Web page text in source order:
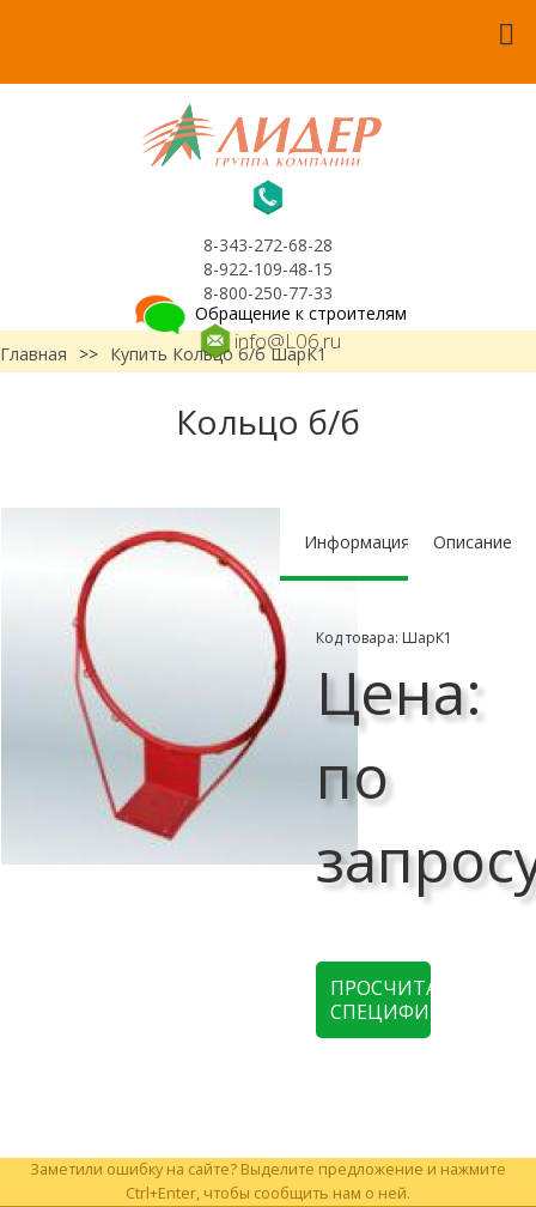
8-343-272-68-28
8-922-109-48-15
8-800-250-77-33
info@L06.ru
Обращение к строителям
Главная
>> Купить Кольцо б/б ШарК1
Кольцо б/б
Информация Описание
Код товара: ШарК1
Цена:
по
ПРОСЧИТАТЬ
СПЕЦИФИКАЦИЮ
Заметили ошибку на сайте? Выделите предложение и нажмите
Ctrl+Enter, чтобы сообщить нам о ней.